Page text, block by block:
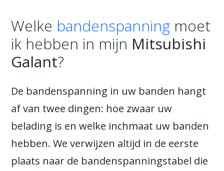
Welke bandenspanning moet
ik hebben in mijn Mitsubishi
Galant?
De bandenspanning in uw banden hangt
af van twee dingen: hoe zwaar uw
belading is en welke inchmaat uw banden
hebben. We verwijzen altijd in de eerste
plaats naar de bandenspanningstabel die